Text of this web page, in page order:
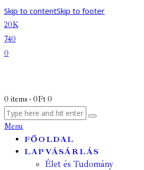
Skip to contentSkip to footer
20K
740
0
0 items - 0Ft 0
Menu
FŐOLDAL
LAPVÁSÁRLÁS
Élet és Tudomány